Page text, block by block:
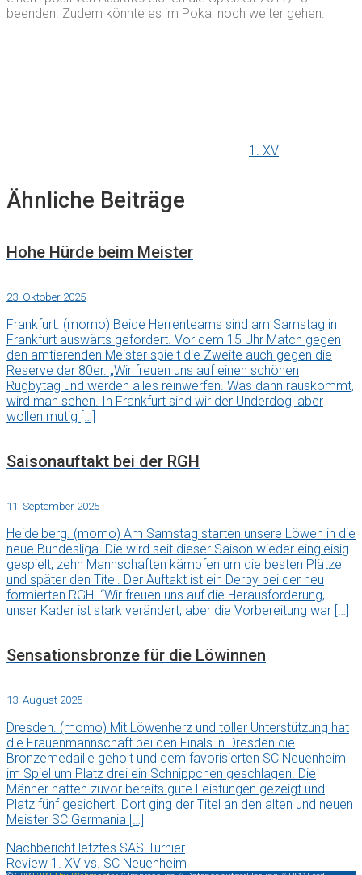
beenden. Zudem könnte es im Pokal noch weiter gehen.
1. XV
Ähnliche Beiträge
Hohe Hürde beim Meister
23. Oktober 2025
Frankfurt. (momo) Beide Herrenteams sind am Samstag in
Frankfurt auswärts gefordert. Vor dem 15 Uhr Match gegen
den amtierenden Meister spielt die Zweite auch gegen die
Reserve der 80er. „Wir freuen uns auf einen schönen
Rugbytag und werden alles reinwerfen. Was dann rauskommt,
wird man sehen. In Frankfurt sind wir der Underdog, aber
wollen mutig […]
Saisonauftakt bei der RGH
11. September 2025
Heidelberg. (momo) Am Samstag starten unsere Löwen in die
neue Bundesliga. Die wird seit dieser Saison wieder eingleisig
gespielt, zehn Mannschaften kämpfen um die besten Plätze
und später den Titel. Der Auftakt ist ein Derby bei der neu
formierten RGH. “Wir freuen uns auf die Herausforderung,
unser Kader ist stark verändert, aber die Vorbereitung war […]
Sensationsbronze für die Löwinnen
13. August 2025
Dresden. (momo) Mit Löwenherz und toller Unterstützung hat
die Frauenmannschaft bei den Finals in Dresden die
Bronzemedaille geholt und dem favorisierten SC Neuenheim
im Spiel um Platz drei ein Schnippchen geschlagen. Die
Männer hatten zuvor bereits gute Leistungen gezeigt und
Platz fünf gesichert. Dort ging der Titel an den alten und neuen
Meister SC Germania […]
Nachbericht letztes SAS-Turnier
Review 1. XV vs. SC Neuenheim